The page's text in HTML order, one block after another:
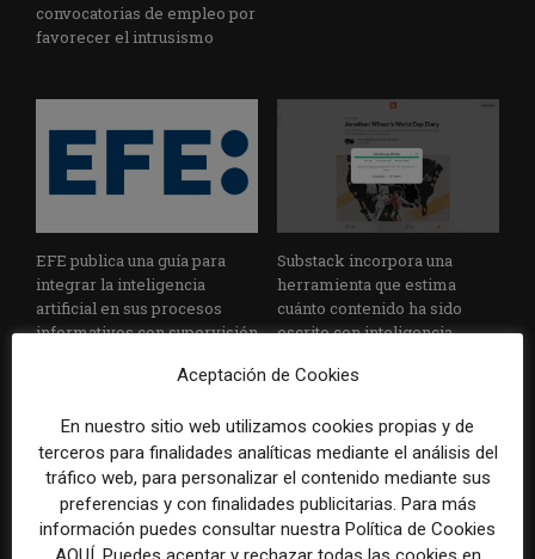
convocatorias de empleo por
favorecer el intrusismo
EFE publica una guía para
integrar la inteligencia
artificial en sus procesos
informativos con supervisión
Substack incorpora una
herramienta que estima
cuánto contenido ha sido
escrito con inteligencia
Aceptación de Cookies
En nuestro sitio web utilizamos cookies propias y de
terceros para finalidades analíticas mediante el análisis del
tráfico web, para personalizar el contenido mediante sus
preferencias y con finalidades publicitarias. Para más
información puedes consultar nuestra Política de Cookies